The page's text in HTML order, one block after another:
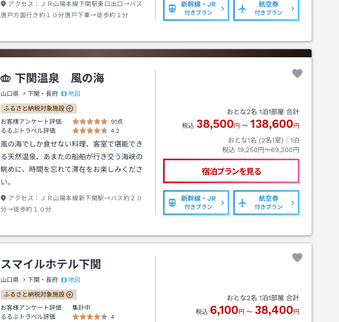
アクセス：
ＪＲ山陽本線下関駅東口出口→バス
唐戸方面行き約１０分唐戸下車→徒歩約１分
新幹線・JR
付きプラン
航空券
付きプラン
下関温泉 風の海
山口県 下関・長府 地図
ふるさと納税対象施設
お客様アンケート評価
91点
るるぶトラベル評価
4.2
風の海でしか食せない料理、客室で堪能でき
る天然温泉、あまたの船舶が行き交う海峡の
眺めに、時間を忘れて滞在をお楽しみくださ
い。
アクセス：
ＪＲ山陽本線新下関駅→バス約２０
分→徒歩約１０分
おとな2名 1泊1部屋 合計
税込 38,500 円 〜 138,600 円
おとな1名 (2名1室)｜ 1泊
税込 19,250円〜69,300円
宿泊プランを見る
新幹線・JR
付きプラン
航空券
付きプラン
スマイルホテル下関
山口県 下関・長府 地図
ふるさと納税対象施設
お客様アンケート評価
集計中
るるぶトラベル評価
4
おとな2名 1泊1部屋 合計
税込 6,100 円 〜 38,400 円